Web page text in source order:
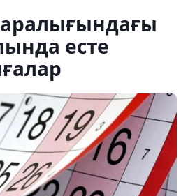
аралығындағы
есте